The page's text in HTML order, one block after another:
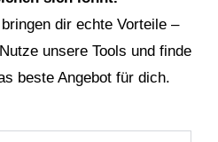
dir echte Vorteile –
unsere Tools und finde
beste Angebot für dich.